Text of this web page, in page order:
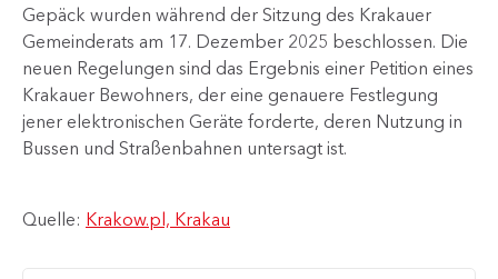
Gepäck wurden während der Sitzung des Krakauer
Gemeinderats am 17. Dezember 2025 beschlossen. Die
neuen Regelungen sind das Ergebnis einer Petition eines
Krakauer Bewohners, der eine genauere Festlegung
jener elektronischen Geräte forderte, deren Nutzung in
Bussen und Straßenbahnen untersagt ist.​​​
Quelle: Krakow.pl, Krakau